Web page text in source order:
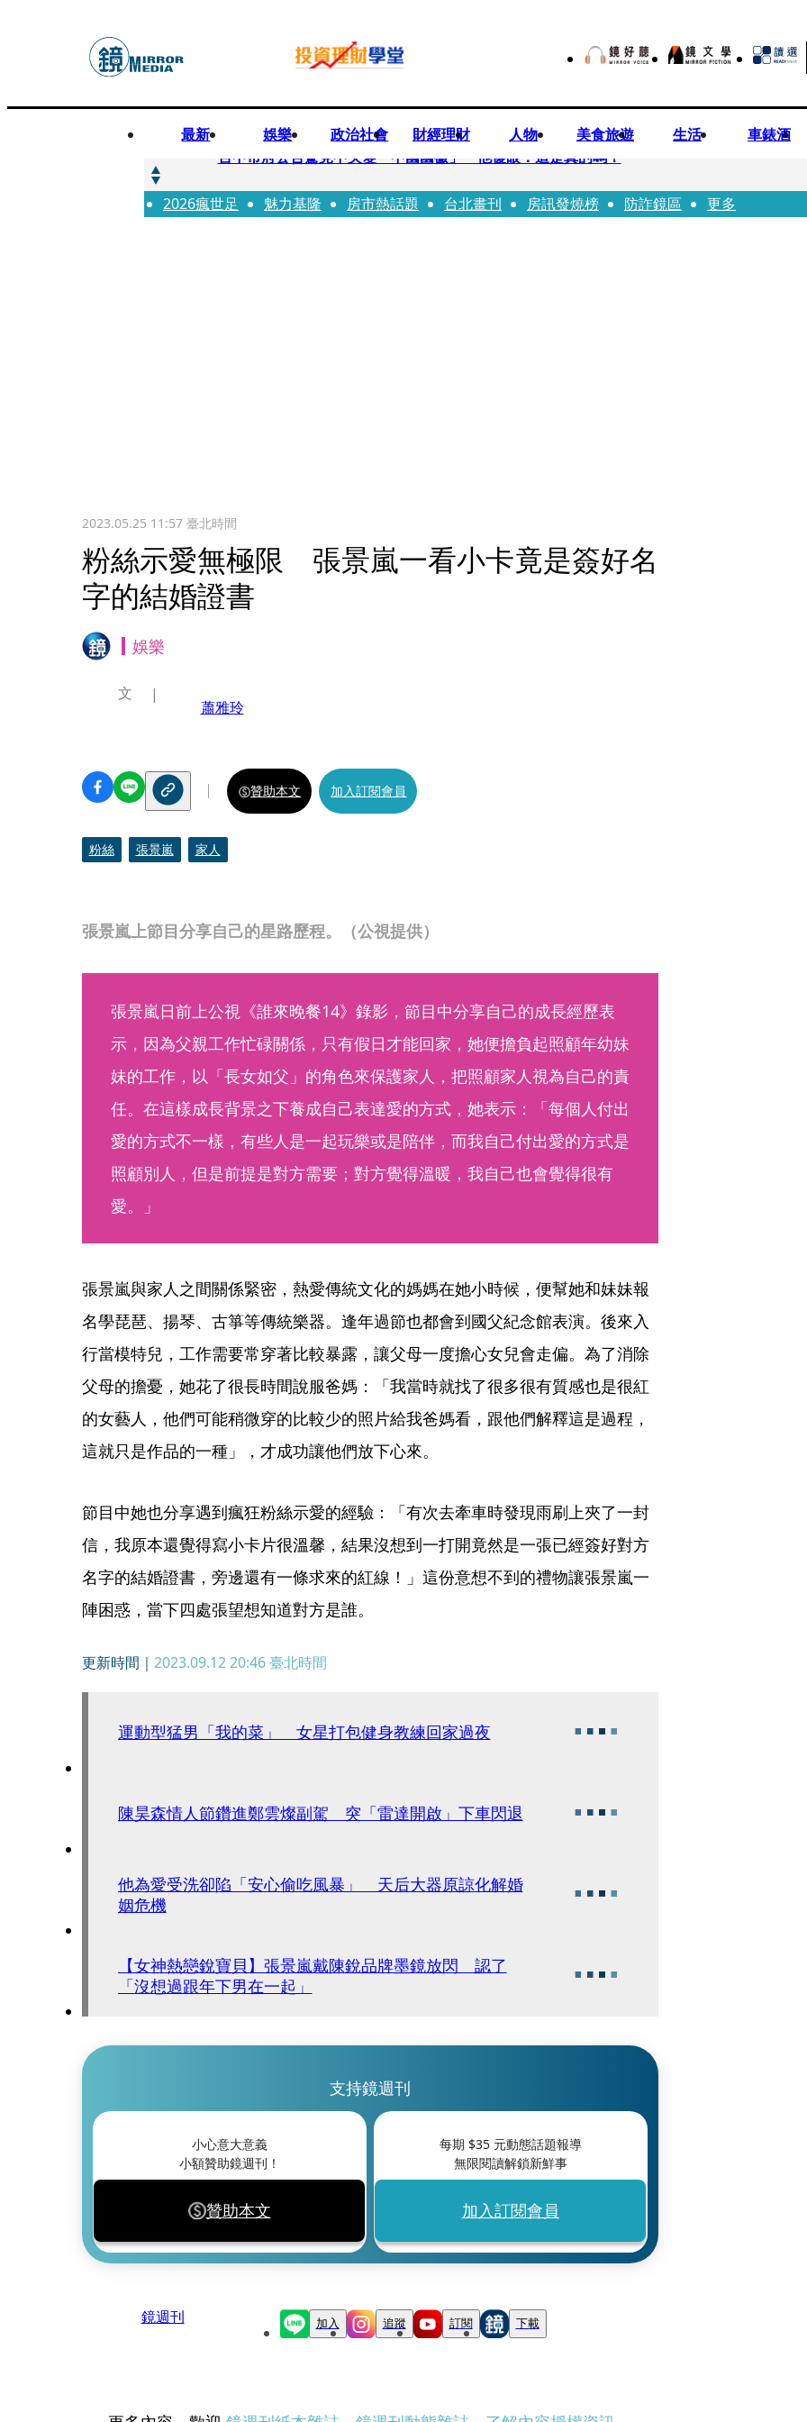
最新 娛樂 政治社會 財經理財 人物 美食旅遊 生活 車錶酒
快訊
台中市府公告驚見中央變「中國國徽」 他傻眼：這是真的嗎？
快訊
明知辣椒粉含蘇丹紅還賣！無良業者撈百萬喊「吃了沒差」 法官打臉判6月不准緩刑
2026瘋世足 魅力基隆 房市熱話題 台北畫刊 房訊發燒榜 防詐鏡區 更多
2023.05.25 11:57臺北時間
粉絲示愛無極限 張景嵐一看小卡竟是簽好名
字的結婚證書
娛樂
張景嵐上節目分享自己的星路歷程。（公視提供）
文
蕭雅玲
贊助本文 加入訂閱會員
粉絲 張景嵐 家人
張景嵐日前上公視《誰來晚餐14》錄影，節目中分享自己的成長經歷表
示，因為父親工作忙碌關係，只有假日才能回家，她便擔負起照顧年幼妹
妹的工作，以「長女如父」的角色來保護家人，把照顧家人視為自己的責
任。在這樣成長背景之下養成自己表達愛的方式，她表示：「每個人付出
愛的方式不一樣，有些人是一起玩樂或是陪伴，而我自己付出愛的方式是
照顧別人，但是前提是對方需要；對方覺得溫暖，我自己也會覺得很有
愛。」
張景嵐與家人之間關係緊密，熱愛傳統文化的媽媽在她小時候，便幫她和妹妹報
名學琵琶、揚琴、古箏等傳統樂器。逢年過節也都會到國父紀念館表演。後來入
行當模特兒，工作需要常穿著比較暴露，讓父母一度擔心女兒會走偏。為了消除
父母的擔憂，她花了很長時間說服爸媽：「我當時就找了很多很有質感也是很紅
的女藝人，他們可能稍微穿的比較少的照片給我爸媽看，跟他們解釋這是過程，
這就只是作品的一種」，才成功讓他們放下心來。
節目中她也分享遇到瘋狂粉絲示愛的經驗：「有次去牽車時發現雨刷上夾了一封
信，我原本還覺得寫小卡片很溫馨，結果沒想到一打開竟然是一張已經簽好對方
名字的結婚證書，旁邊還有一條求來的紅線！」這份意想不到的禮物讓張景嵐一
陣困惑，當下四處張望想知道對方是誰。
更新時間｜ 2023.09.12 20:46臺北時間
運動型猛男「我的菜」 女星打包健身教練回家過夜
陳昊森情人節鑽進鄭雲燦副駕 突「雷達開啟」下車閃退
他為愛受洗卻陷「安心偷吃風暴」 天后大器原諒化解婚
姻危機
【女神熱戀銳寶貝】張景嵐戴陳銳品牌墨鏡放閃 認了
「沒想過跟年下男在一起」
支持鏡週刊
小心意大意義
小額贊助鏡週刊！
贊助本文
每期 $35元動態話題報導
無限閱讀解鎖新鮮事
加入訂閱會員
鏡週刊 加入 追蹤 訂閱 下載